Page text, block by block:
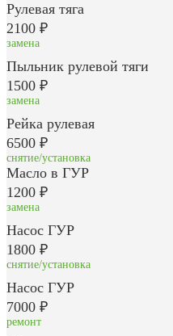
Рулевая тяга
2100 ₽
замена
Пыльник рулевой тяги
1500 ₽
замена
Рейка рулевая
6500 ₽
снятие/установка
Масло в ГУР
1200 ₽
замена
Насос ГУР
1800 ₽
снятие/установка
Насос ГУР
7000 ₽
ремонт